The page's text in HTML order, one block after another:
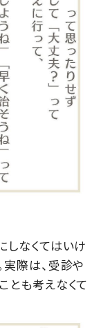
しなくてはいけ
実際は、受診や
とも考えなくて